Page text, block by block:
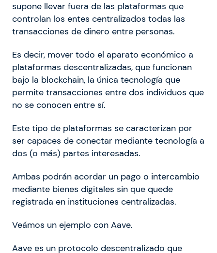
supone llevar fuera de las plataformas que
controlan los entes centralizados todas las
transacciones de dinero entre personas.
Es decir, mover todo el aparato económico a
plataformas descentralizadas, que funcionan
bajo la blockchain, la única tecnología que
permite transacciones entre dos individuos que
no se conocen entre sí.
Este tipo de plataformas se caracterizan por
ser capaces de conectar mediante tecnología a
dos (o más) partes interesadas.
Ambas podrán acordar un pago o intercambio
mediante bienes digitales sin que quede
registrada en instituciones centralizadas.
Veámos un ejemplo con Aave.
Aave es un protocolo descentralizado que